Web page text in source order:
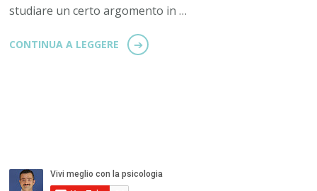
studiare un certo argomento in …
CONTINUA A LEGGERE